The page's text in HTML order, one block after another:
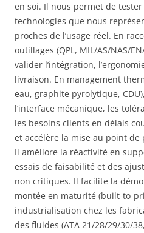
en soi. Il nous permet de
technologies que nous
proches de l’usage réel. En
outillages (QPL, MIL/AS/NAS/
valider l’intégration,
livraison. En management
eau, graphite pyrolytique,
l’interface mécanique, les
les besoins clients en délais
et accélère la mise au point de
Il améliore la réactivité en
essais de faisabilité et des
non critiques. Il facilite la
montée en maturité (built-to-
industrialisation chez les
des fluides (ATA 21/28/29/30/